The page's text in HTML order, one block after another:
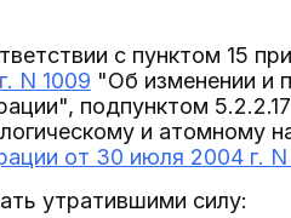
с пунктом 15
N 1009 "Об изменении и
подпунктом
и атомному
от 30 июля 2004 г. N
утратившими силу: